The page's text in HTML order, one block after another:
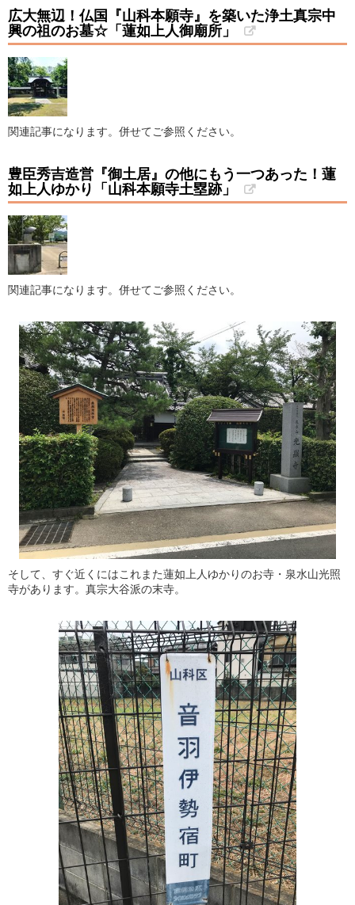
広大無辺！仏国『山科本願寺』を築いた浄土真宗中
興の祖のお墓☆「蓮如上人御廟所」
関連記事になります。併せてご参照ください。
豊臣秀吉造営『御土居』の他にもう一つあった！蓮
如上人ゆかり「山科本願寺土塁跡」
関連記事になります。併せてご参照ください。
そして、すぐ近くにはこれまた蓮如上人ゆかりのお寺・泉水山光照
寺があります。真宗大谷派の末寺。